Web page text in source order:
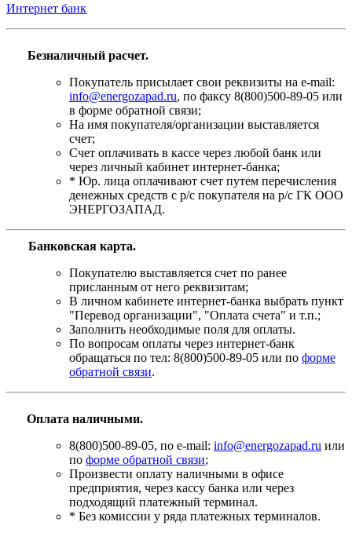
Интернет банк
Безналичный расчет.
Покупатель присылает свои реквизиты на e-mail:
info@energozapad.ru, по факсу 8(800)500-89-05 или
в форме обратной связи;
На имя покупателя/организации выставляется
счет;
Счет оплачивать в кассе через любой банк или
через личный кабинет интернет-банка;
* Юр. лица оплачивают счет путем перечисления
денежных средств с р/с покупателя на р/с ГК ООО
ЭНЕРГОЗАПАД.
Банковская карта.
Покупателю выставляется счет по ранее
присланным от него реквизитам;
В личном кабинете интернет-банка выбрать пункт
"Перевод организации", "Оплата счета" и т.п.;
Заполнить необходимые поля для оплаты.
По вопросам оплаты через интернет-банк
обращаться по тел: 8(800)500-89-05 или по форме
обратной связи.
Оплата наличными.
8(800)500-89-05, по e-mail: info@energozapad.ru или
по форме обратной связи;
Произвести оплату наличными в офисе
предприятия, через кассу банка или через
подходящий платежный терминал.
* Без комиссии у ряда платежных терминалов.